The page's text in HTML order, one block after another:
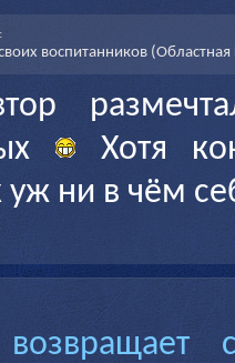
воспитанников (Областная
Хотя
уж ни в чём